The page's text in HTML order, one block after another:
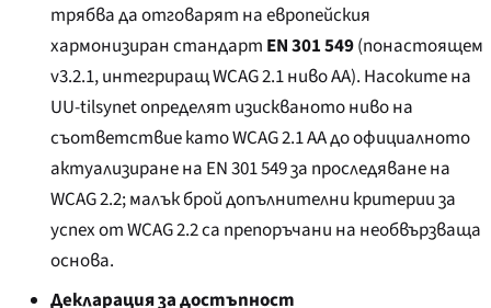
трябва да отговарят на европейския
хармонизиран стандарт EN 301 549(понастоящем
v3.2.1, интегриращ WCAG 2.1 ниво AA). Насоките на
UU-tilsynet определят изискваното ниво на
съответствие като WCAG 2.1 AA до официалното
актуализиране на EN 301 549 за проследяване на
WCAG 2.2; малък брой допълнителни критерии за
успех от WCAG 2.2 са препоръчани на необвързваща
основа.
Декларация за достъпност